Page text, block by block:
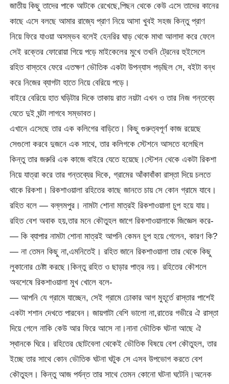
জাতীয় কিছু তাদের পাকে আটকে রেখেছে,পিছন থেকে কেউ এসে তাদের কানের
কাছে এসে বলছে আমার রাজ্যে প্রাণ নিয়ে আসা খুবই সহজ কিন্তু প্রাণ
নিয়ে ফিরে যাওয়া অসম্ভব বলেই হেনরির ঘাড় থেকে মাথা আলাদা করে ফেলে
সেই রক্তের ফোরোয়া গিয়ে পড়ে মাইকেলের মুখে তখনি ট্রেনের হুইসেলে
রহিত বাস্তবে ফেরে এতক্ষণ ভৌতিক একটা উপন্যাস পড়ছিল সে, বইটা বন্ধ
করে নিজের ব্যাগটা হাতে নিয়ে বেরিয়ে পড়ে।
বাইরে বেরিয়ে হাত ঘড়িটার দিকে তাকায় রাত নয়টা এখন ও তার নিজ গন্তব্যে
যেতে দুই ঘন্টা লাগবে সম্ভাবত।
এখানে এসেছে তার এক কলিগের বাড়িতে। কিছু গুরুত্বপূর্ণ কাজ রয়েছে
সেগুলো করবে দুজনে এক সাথে, তার কলিগকে স্টেশনে আসতে বলেছিল
কিন্তু তার জরুরি এক কাজে বাইরে যেতে হয়েছে।স্টেশন থেকে একটা রিকশা
নিয়ে যাত্রা করে তার গন্তব্যের দিকে, গ্রামের আঁকাবাঁকা রাস্তা দিয়ে চলতে
থাকে রিকশা। রিকশাওয়ালা রহিতের কাছে জানতে চায় সে কোন গ্রামে যাবে।
রহিত বলে — বল্লমপুর। নামটা শোনা মাত্রই রিকশাওয়ালা চুপ হয়ে যায়।
রহিত বেশ অবাক হয়,তার মনে কৌতুহল জাগে রিকশাওয়ালাকে জিজ্ঞেস করে-
— কি ব্যাপার নামটা শোনা মাত্রই আপনি কেমন চুপ হয়ে গেলেন, কারণ কি?
— না তেমন কিছু না,এমনিতেই। রহিত জানে রিকশাওয়ালা তার থেকে কিছু
লুকানোর চেষ্টা করছে।কিন্তু রহিত ও ছাড়ার পাত্র নয়। রহিতের কৌশলে
অবশেষে রিকশাওয়ালা মুখ খোলে বলে-
— আপনি যে গ্রামে যাচ্ছেন, সেই গ্রামে ঢোকার আগ মুহূর্তে রাস্তার পাশেই
একটা শশান দেখতে পারবেন। জায়গাটা বেশি ভালো না,রাতের গভীরে ঐ রাস্তা
দিয়ে গেলে নাকি কেউ আর ফিরে আসে না।নানা ভৌতিক ঘটনা আছে ঐ
স্থানকে ঘিরে। রহিতের ছোটবেলা থেকেই ভৌতিক বিষয়ে বেশ কৌতুহল, তার
ইচ্ছে তার সাথে কোন ভৌতিক ঘটনা ঘটুক সে এসব উপভোগ করতে বেশ
কৌতুহল। কিন্তু আজ পর্যন্ত তার সাথে তেমন কোনো ঘটনা ঘটেনি।অনেক